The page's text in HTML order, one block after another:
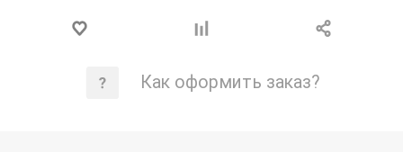
Как оформить заказ?